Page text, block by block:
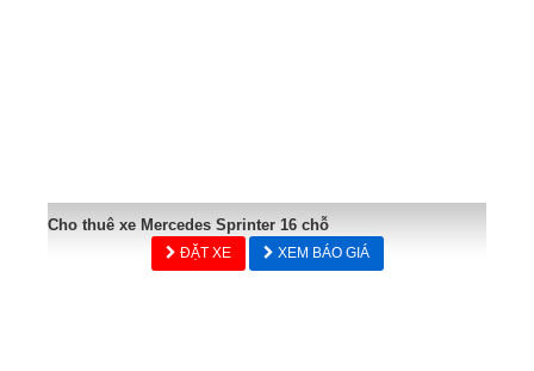
Cho thuê xe Mercedes Sprinter 16 chỗ
ĐẶT XE XEM BÁO GIÁ